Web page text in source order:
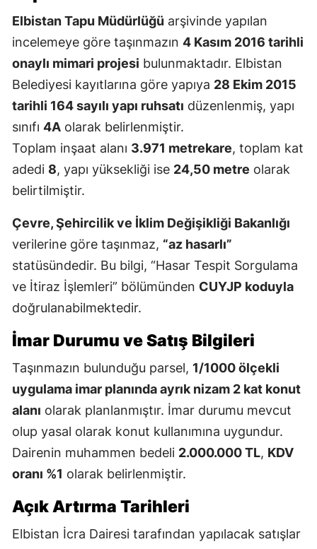
Elbistan Tapu Müdürlüğü arşivinde yapılan
incelemeye göre taşınmazın 4 Kasım 2016 tarihli
onaylı mimari projesi bulunmaktadır. Elbistan
Belediyesi kayıtlarına göre yapıya 28 Ekim 2015
tarihli 164 sayılı yapı ruhsatı düzenlenmiş, yapı
sınıfı 4A olarak belirlenmiştir.
Toplam inşaat alanı 3.971 metrekare, toplam kat
adedi 8, yapı yüksekliği ise 24,50 metre olarak
belirtilmiştir.
Çevre, Şehircilik ve İklim Değişikliği Bakanlığı
verilerine göre taşınmaz, “az hasarlı”
statüsündedir. Bu bilgi, “Hasar Tespit Sorgulama
ve İtiraz İşlemleri” bölümünden CUYJP koduyla
doğrulanabilmektedir.
İmar Durumu ve Satış Bilgileri
Taşınmazın bulunduğu parsel, 1/1000 ölçekli
uygulama imar planında ayrık nizam 2 kat konut
alanı olarak planlanmıştır. İmar durumu mevcut
olup yasal olarak konut kullanımına uygundur.
Dairenin muhammen bedeli 2.000.000 TL, KDV
oranı %1 olarak belirlenmiştir.
Açık Artırma Tarihleri
Elbistan İcra Dairesi tarafından yapılacak satışlar